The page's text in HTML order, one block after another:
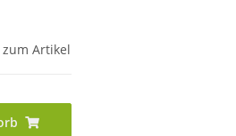
zum Artikel